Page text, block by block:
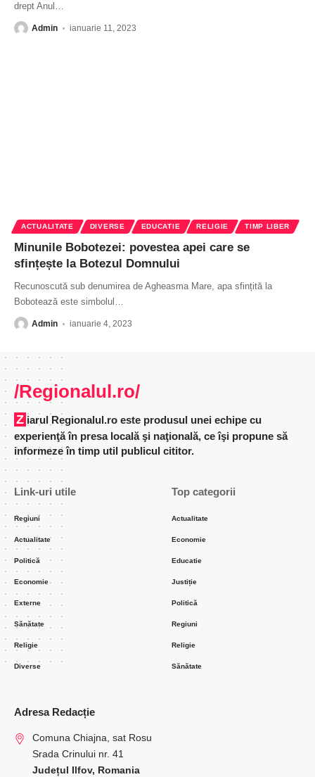
drept Anul …
Admin ianuarie 11, 2023
ACTUALITATE DIVERSE EDUCATIE RELIGIE TIMP LIBER
Minunile Bobotezei: povestea apei care se
sfințește la Botezul Domnului
Recunoscută sub denumirea de Agheasma Mare, apa sfințită la
Bobotează este simbolul …
Admin ianuarie 4, 2023
/Regionalul.ro/
Ziarul Regionalul.ro este produsul unei echipe cu
experienţă în presa locală şi naţională, ce îşi propune să
informeze în timp util publicul cititor.
Link-uri utile
Regiuni
Actualitate
Politică
Economie
Externe
Sănătate
Religie
Diverse
Top categorii
Actualitate
Economie
Educatie
Justiție
Politică
Regiuni
Religie
Sănătate
Adresa Redacție
Comuna Chiajna, sat Rosu
Srada Crinului nr. 41
Județul Ilfov, Romania